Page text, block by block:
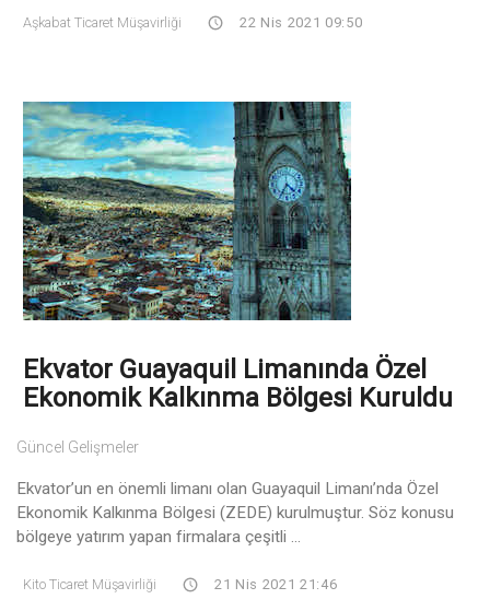
Aşkabat Ticaret Müşavirliği 22 Nis 2021 09:50
Ekvator Guayaquil Limanında Özel
Ekonomik Kalkınma Bölgesi Kuruldu
Güncel Gelişmeler
Ekvator’un en önemli limanı olan Guayaquil Limanı’nda Özel
Ekonomik Kalkınma Bölgesi (ZEDE) kurulmuştur. Söz konusu
bölgeye yatırım yapan firmalara çeşitli ...
Kito Ticaret Müşavirliği 21 Nis 2021 21:46